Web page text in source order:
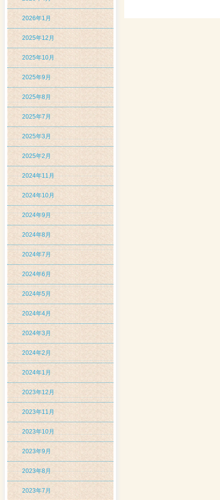
2026年1月
2025年12月
2025年10月
2025年9月
2025年8月
2025年7月
2025年3月
2025年2月
2024年11月
2024年10月
2024年9月
2024年8月
2024年7月
2024年6月
2024年5月
2024年4月
2024年3月
2024年2月
2024年1月
2023年12月
2023年11月
2023年10月
2023年9月
2023年8月
2023年7月